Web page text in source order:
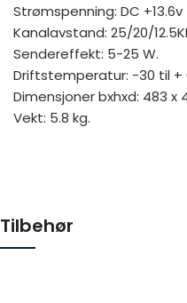
Strømspenning: DC +13.6v
Kanalavstand: 25/20/
Sendereffekt: 5-25 W.
Driftstemperatur: -30 til +
Dimensjoner bxhxd: 483 x
Vekt: 5.8 kg.
Tilbehør